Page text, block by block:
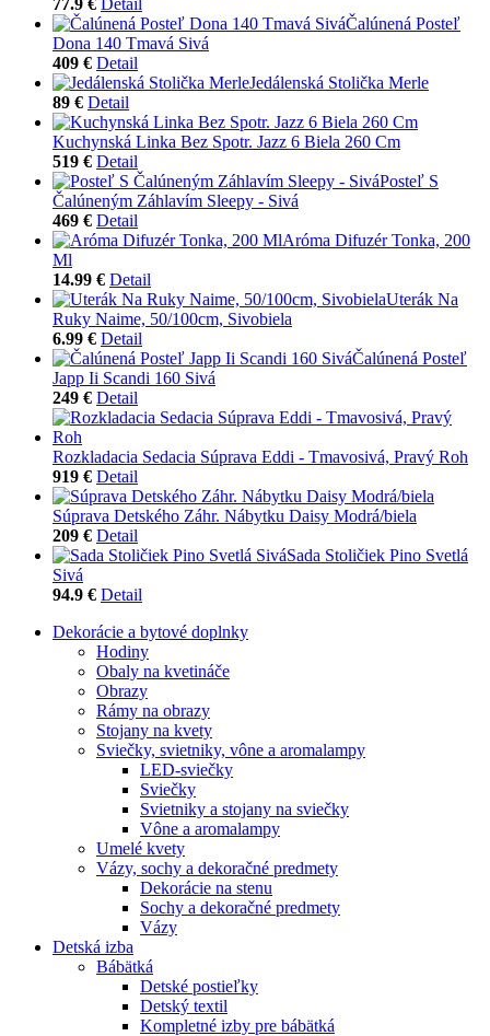
Čalúnená Posteľ
Dona 140 Tmavá Sivá
409 € Detail
Jedálenská Stolička Merle
89 € Detail
Kuchynská Linka Bez Spotr. Jazz 6 Biela 260 Cm
519 € Detail
Posteľ S
Čalúneným Záhlavím Sleepy - Sivá
469 € Detail
Aróma Difuzér Tonka, 200
Ml
14.99 € Detail
Uterák Na
Ruky Naime, 50/100cm, Sivobiela
6.99 € Detail
Čalúnená Posteľ
Japp Ii Scandi 160 Sivá
249 € Detail
Rozkladacia Sedacia Súprava Eddi - Tmavosivá, Pravý Roh
919 € Detail
Súprava Detského Záhr. Nábytku Daisy Modrá/biela
209 € Detail
Sada Stoličiek Pino Svetlá
Sivá
94.9 € Detail
Dekorácie a bytové doplnky
Hodiny
Obaly na kvetináče
Obrazy
Rámy na obrazy
Stojany na kvety
Sviečky, svietniky, vône a aromalampy
LED-sviečky
Sviečky
Svietniky a stojany na sviečky
Vône a aromalampy
Umelé kvety
Vázy, sochy a dekoračné predmety
Dekorácie na stenu
Sochy a dekoračné predmety
Vázy
Detská izba
Bábätká
Detské postieľky
Detský textil
Kompletné izby pre bábätká